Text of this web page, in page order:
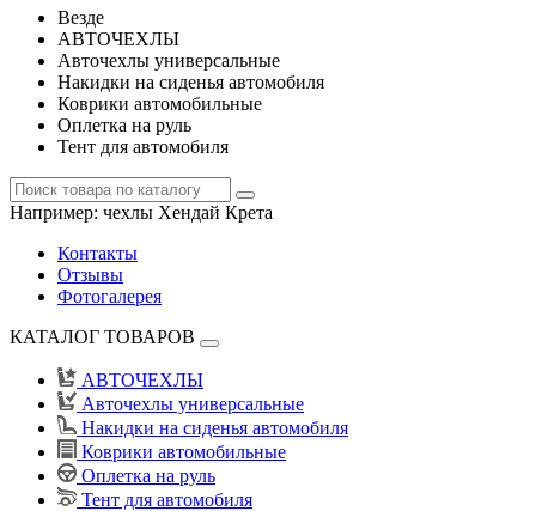
Везде
АВТОЧЕХЛЫ
Авточехлы универсальные
Накидки на сиденья автомобиля
Коврики автомобильные
Оплетка на руль
Тент для автомобиля
Например: чехлы Хендай Крета
Контакты
Отзывы
Фотогалерея
КАТАЛОГ ТОВАРОВ
АВТОЧЕХЛЫ
Авточехлы универсальные
Накидки на сиденья автомобиля
Коврики автомобильные
Оплетка на руль
Тент для автомобиля